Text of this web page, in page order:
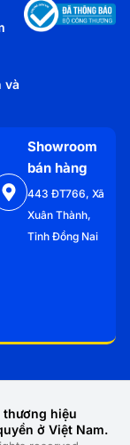
và
Showroom
bán hàng
443 ĐT766, Xã
Xuân Thành,
Tỉnh Đồng Nai
thương hiệu
ở Việt Nam.